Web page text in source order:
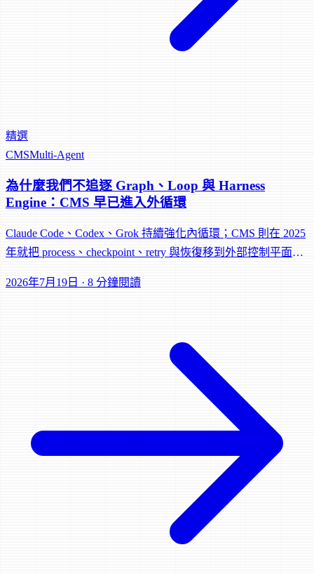
精選
CMSMulti-Agent
為什麼我們不追逐 Graph、Loop 與 Harness
Engine：CMS 早已進入外循環
Claude Code、Codex、Grok 持續強化內循環；CMS 則在 2025
年就把 process、checkpoint、retry 與恢復移到外部控制平面。
2026年7月19日 · 8 分鐘閱讀